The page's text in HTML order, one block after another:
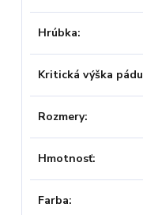
Hrúbka
Kritická výška pádu
Rozmery
Hmotnosť
Farba